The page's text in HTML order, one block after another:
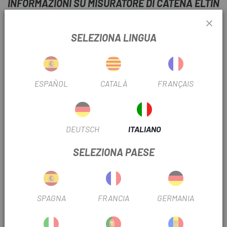
INFORMAZIONI SU MISURATORE DI CATENA ELTIN
INFORMAZIONI SUL PRODOTTO
Caratteristiche:
Materiale: Acciaio inossidabile
Misura: 14 cm.
SELEZIONA LINGUA
ESPAÑOL CATALÀ FRANÇAIS
DEUTSCH ITALIANO
SELEZIONA PAESE
SPAGNA FRANCIA GERMANIA